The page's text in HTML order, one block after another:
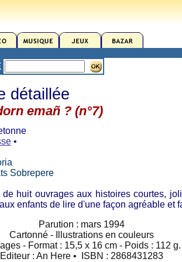
détaillée
emañ ? (n°7)
•
Sobrepere
huit ouvrages aux histoires courtes,
enfants de lire d'une façon agréable et
Parution : mars 1994
Cartonné - Illustrations en couleurs
- Format : 15,5 x 16 cm - Poids : 112 g.
Editeur : An Here • ISBN : 2868431283